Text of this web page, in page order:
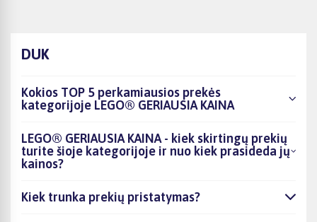
DUK
Kokios TOP 5 perkamiausios prekės
kategorijoje LEGO® GERIAUSIA KAINA
LEGO® GERIAUSIA KAINA - kiek skirtingų prekių
turite šioje kategorijoje ir nuo kiek prasideda jų
kainos?
Kiek trunka prekių pristatymas?